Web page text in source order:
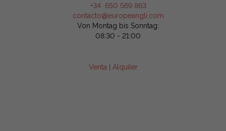
+34 650 569 863
contacto@europeangli.com
Von Montag bis Sonntag:
08:30 - 21:00
Venta Alquiler